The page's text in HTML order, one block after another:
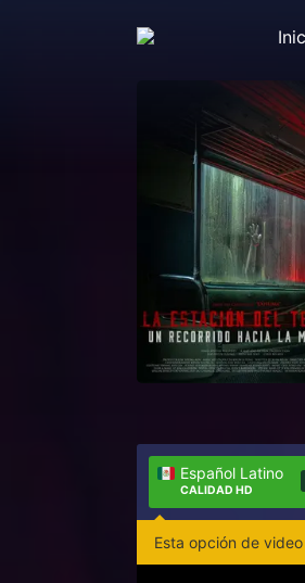
Español Latino
CALIDAD HD
Esta opción de